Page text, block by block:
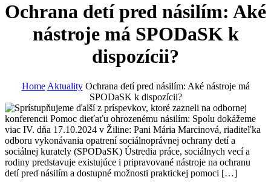
Ochrana detí pred násilím: Aké
nástroje má SPODaSK k
dispozícii?
Home Aktuality Ochrana detí pred násilím: Aké nástroje má
SPODaSK k dispozícii?